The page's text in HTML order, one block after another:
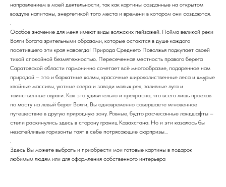
направлением в моей деятельности, так как картины созданные на открытом
воздухе напитаны, энергетикой того места и времени в котором они создаются.
.
Особое значение для меня имеют виды волжских пейзажей. Пойма великой реки
Волги богата зрительными образами, которые остаются в душе каждого
посетившего эти края навсегда! Природа Среднего Поволжья подкупает своей
тихой спокойной безмятежностью. Пересеченная местность правого берега
Саратовской области гармонично сочетает всё многообразие, подаренное нам
природой – это и бархатные холмы, красочные широколиственные леса и хмурые
хвойные массивы, уютные озера и заводи малых рек, заливные луга и
таинственные овраги. Как это удивительно и прекрасно, что всего лишь проехав
по мосту на левый берег Волги, Вы одновременно совершаете мгновенное
путешествие в другую природную зону. Ровные, будто расчесанные ландшафты –
степи раскинулись здесь в сторону границ Казахстана. Но и эти казалось бы
незатейливые горизонты таят в себе потрясающие сюрпризы…
.
Здесь Вы можете выбрать и приобрести мои готовые картины в подарок
любимым людям или для оформления собственного интерьера